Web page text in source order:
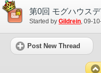
Started by Gildrein‎, 09-
Post New Thread